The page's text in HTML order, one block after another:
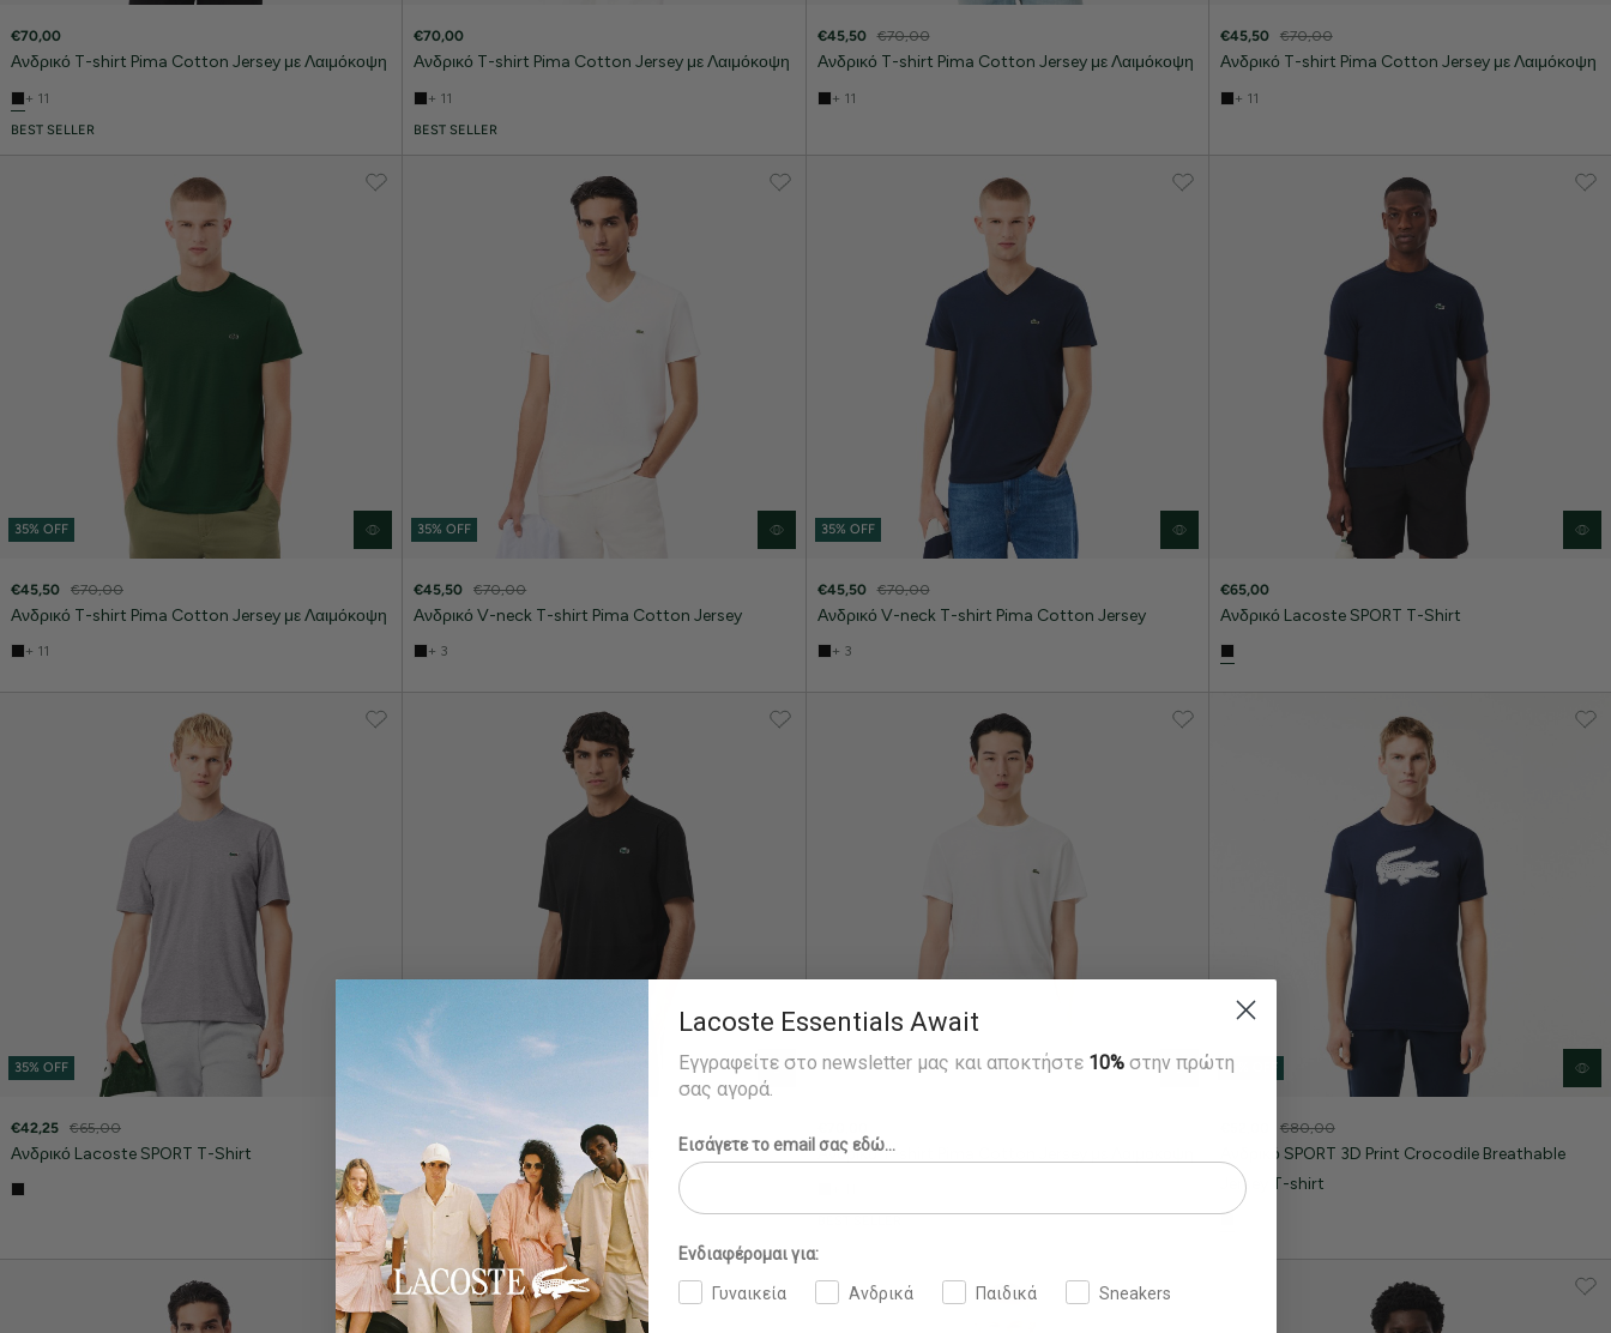
€70,00
Ανδρικό T-shirt Pima Cotton Jersey με Λαιμόκοψη
+ 11
BEST SELLER
€70,00
Ανδρικό T-shirt Pima Cotton Jersey με Λαιμόκοψη
+ 11
BEST SELLER
€45,50 €70,00
Ανδρικό T-shirt Pima Cotton Jersey με Λαιμόκοψη
+ 11
€45,50 €70,00
Ανδρικό T-shirt Pima Cotton Jersey με Λαιμόκοψη
+ 11
35% OFF
€45,50 €70,00
Ανδρικό T-shirt Pima Cotton Jersey με Λαιμόκοψη
+ 11
35% OFF
€45,50 €70,00
Ανδρικό V-neck T-shirt Pima Cotton Jersey
+ 3
35% OFF
€45,50 €70,00
Ανδρικό V-neck T-shirt Pima Cotton Jersey
+ 3
€65,00
Ανδρικό Lacoste SPORT T-Shirt
35% OFF
€42,25 €65,00
Ανδρικό Lacoste SPORT T-Shirt
€65,00
Ανδρικό Lacoste SPORT T-Shirt Ανδρικό T-shirt Pima Cotton Jersey με Λαιμόκοψη
35% OFF
€80,00
Ανδρικό SPORT 3D Print Crocodile Breathable
Jersey T-shirt
Lacoste Essentials Await
Εγγραφείτε στο newsletter μας και αποκτήστε 10% στην πρώτη
σας αγορά.
Εισάγετε το email σας εδώ...
Ενδιαφέρομαι για:
Γυναικεία Ανδρικά Παιδικά Sneakers